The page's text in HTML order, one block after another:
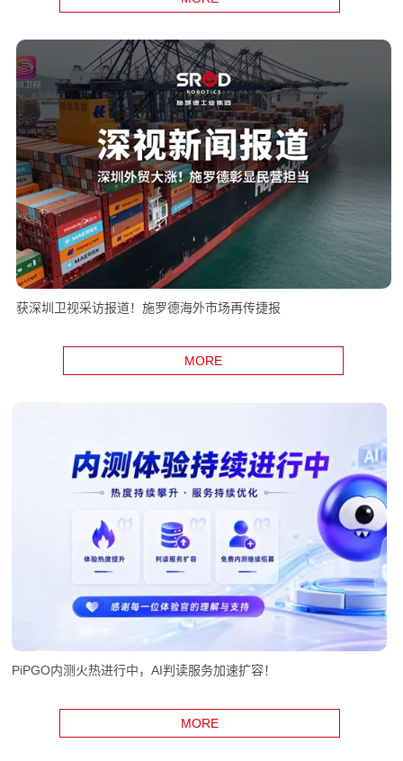
获深圳卫视采访报道！施罗德海外市场再传捷报
MORE
PiPGO内测火热进行中，AI判读服务加速扩容！
MORE